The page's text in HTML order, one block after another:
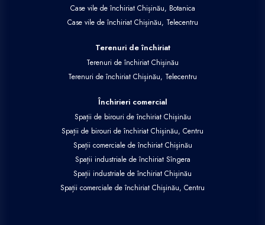
Case vile de închiriat Chișinău, Botanica
Case vile de închiriat Chișinău, Telecentru
Terenuri de închiriat
Terenuri de închiriat Chișinău
Terenuri de închiriat Chișinău, Telecentru
Închirieri comercial
Spații de birouri de închiriat Chișinău
Spații de birouri de închiriat Chișinău, Centru
Spații comerciale de închiriat Chișinău
Spații industriale de închiriat Sîngera
Spații industriale de închiriat Chișinău
Spații comerciale de închiriat Chișinău, Centru